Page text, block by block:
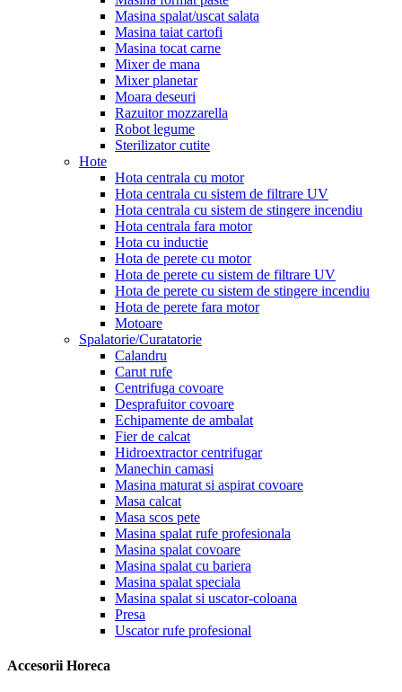
Masina spalat/uscat salata
Masina taiat cartofi
Masina tocat carne
Mixer de mana
Mixer planetar
Moara deseuri
Razuitor mozzarella
Robot legume
Sterilizator cutite
Hote
Hota centrala cu motor
Hota centrala cu sistem de filtrare UV
Hota centrala cu sistem de stingere incendiu
Hota centrala fara motor
Hota cu inductie
Hota de perete cu motor
Hota de perete cu sistem de filtrare UV
Hota de perete cu sistem de stingere incendiu
Hota de perete fara motor
Motoare
Spalatorie/Curatatorie
Calandru
Carut rufe
Centrifuga covoare
Desprafuitor covoare
Echipamente de ambalat
Fier de calcat
Hidroextractor centrifugar
Manechin camasi
Masina maturat si aspirat covoare
Masa calcat
Masa scos pete
Masina spalat rufe profesionala
Masina spalat covoare
Masina spalat cu bariera
Masina spalat speciala
Masina spalat si uscator-coloana
Presa
Uscator rufe profesional
Accesorii Horeca